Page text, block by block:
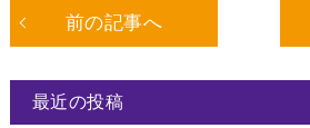
前の記事へ
最近の投稿